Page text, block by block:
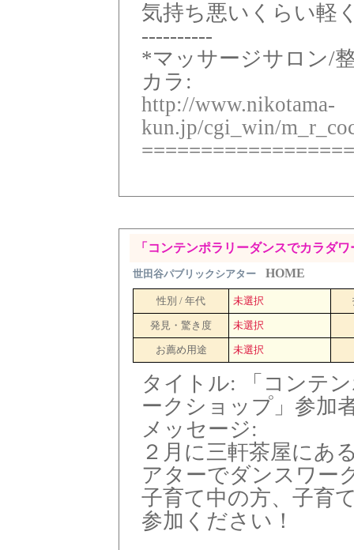
気持ち悪いくらい軽
----------
*マッサージサロン/
カラ:
http://www.nikotama-
kun.jp/cgi_win/
「コンテンポラリーダンスでカラダ
世田谷パブリックシアター HOME
性別 / 年代 未選択
発見・驚き度 未選択
お薦め用途 未選択
タイトル: 「コンテ
ークショップ」参加
メッセージ:
２月に三軒茶屋にあ
アターでダンスワー
子育て中の方、子育
参加ください！